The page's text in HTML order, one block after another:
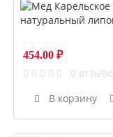
454.00 ₽
0
В корзину